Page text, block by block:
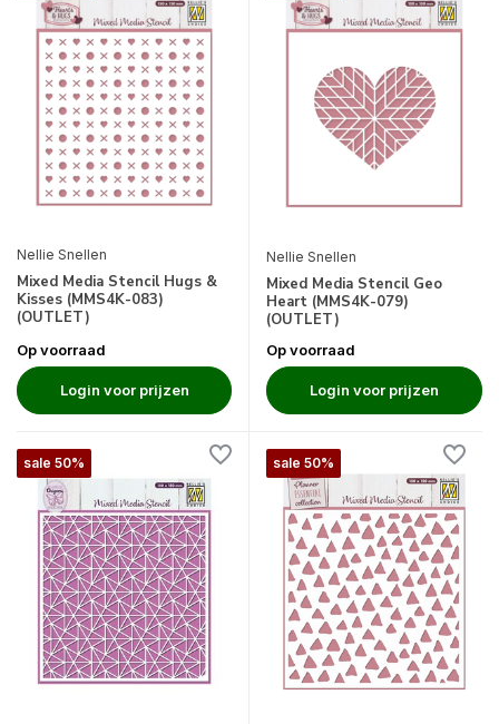
Nellie Snellen
Mixed Media Stencil Hugs &
Kisses (MMS4K-083)
(OUTLET)
Op voorraad
Login voor prijzen
Nellie Snellen
Mixed Media Stencil Geo
Heart (MMS4K-079)
(OUTLET)
Op voorraad
Login voor prijzen
sale 50% sale 50%